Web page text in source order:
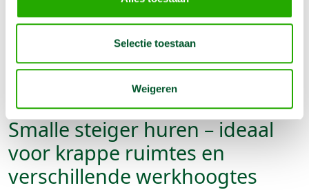
Selectie toestaan
Weigeren
Deze speciale smalle steigers zorgen ervoor dat gewerkt
kan worden op plekken waar weinig ruimte is. Lengte 2.50
Reserveer nu
Smalle steiger huren – ideaal
voor krappe ruimtes en
verschillende werkhoogtes